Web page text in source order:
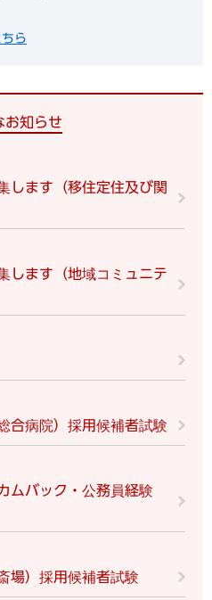
ら
お知らせ
します（移住定住及び関
します（地域コミュニテ
合病院）採用候補者試験
ムバック・公務員経験
場）採用候補者試験